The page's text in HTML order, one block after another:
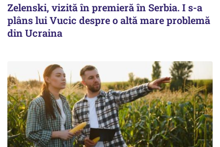
Zelenski, vizită în premieră în Serbia. I s-a
plâns lui Vucic despre o altă mare problemă
din Ucraina